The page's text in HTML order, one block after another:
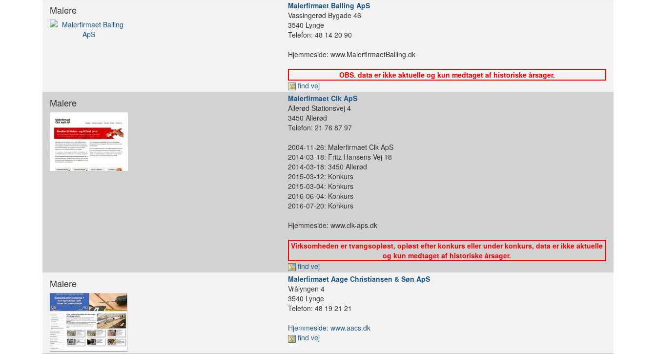
Malere
Malerfirmaet Balling ApS
Vassingerød Bygade 46
3540 Lynge
Telefon: 48 14 20 90
Hjemmeside: www.MalerfirmaetBalling.dk
OBS. data er ikke aktuelle og kun medtaget af historiske årsager.
find vej
Malere
Malerfirmaet Clk ApS
Allerød Stationsvej 4
3450 Allerød
Telefon: 21 76 87 97
2004-11-26: Malerfirmaet Clk ApS
2014-03-18: Fritz Hansens Vej 18
2014-03-18: 3450 Allerød
2015-03-12: Konkurs
2015-03-04: Konkurs
2016-06-04: Konkurs
2016-07-20: Konkurs
Hjemmeside: www.clk-aps.dk
Virksomheden er tvangsopløst, opløst efter konkurs eller under konkurs, data er ikke aktuelle
og kun medtaget af historiske årsager.
find vej
Malere
Malerfirmaet Aage Christiansen & Søn ApS
Vrålyngen 4
3540 Lynge
Telefon: 48 19 21 21
Hjemmeside: www.aacs.dk
find vej